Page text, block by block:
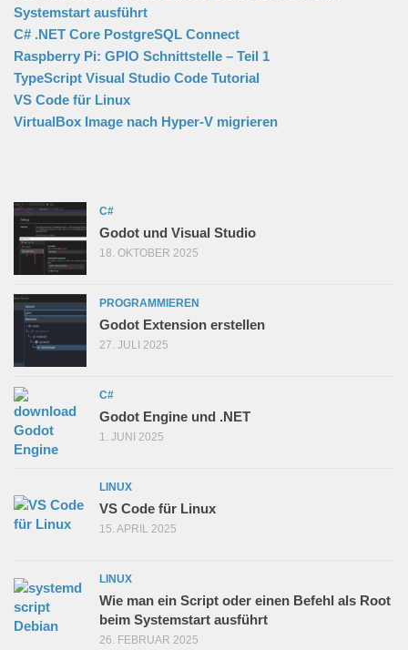
Systemstart ausführt
C# .NET Core PostgreSQL Connect
Raspberry Pi: GPIO Schnittstelle – Teil 1
TypeScript Visual Studio Code Tutorial
VS Code für Linux
VirtualBox Image nach Hyper-V migrieren
C#
Godot und Visual Studio
18. OKTOBER 2025
PROGRAMMIEREN
Godot Extension erstellen
27. JULI 2025
C#
Godot Engine und .NET
1. JUNI 2025
LINUX
VS Code für Linux
15. APRIL 2025
LINUX
Wie man ein Script oder einen Befehl als Root
beim Systemstart ausführt
26. FEBRUAR 2025